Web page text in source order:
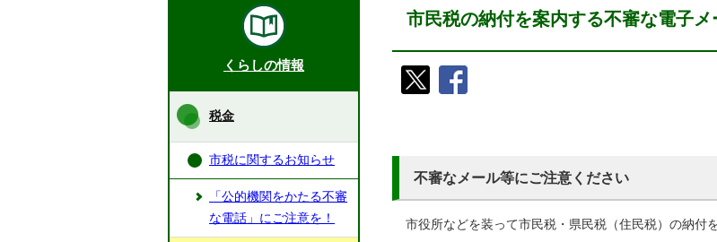
市民税の納付を案内する不審な電子
不審なメール等にご注意ください
市役所などを装って市民税・県民税（住民税）の納付
くらしの情報
税金
市税に関するお知らせ
「公的機関をかたる不審
な電話」にご注意を！